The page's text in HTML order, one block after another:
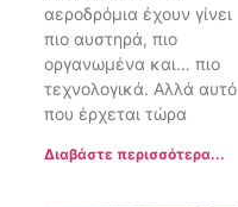
αεροδρόμια έχουν γίνει
πιο αυστηρά, πιο
οργανωμένα και… πιο
τεχνολογικά. Αλλά αυτό
που έρχεται τώρα
Διαβάστε περισσότερα...